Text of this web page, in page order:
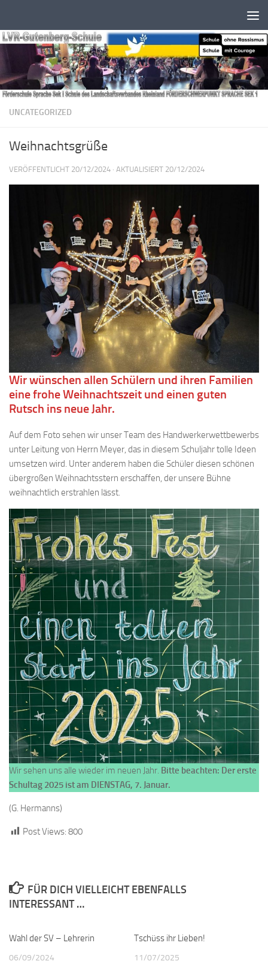
UNCATEGORIZED
Weihnachtsgrüße
VERÖFFENTLICHT 20/12/2024 · AKTUALISIERT 20/12/2024
Wir wünschen allen Schülern und ihren Familien
eine frohe Weihnachtszeit und einen guten
Rutsch ins neue Jahr.
Auf dem Foto sehen wir unser Team des Handwerkerwettbewerbs
unter Leitung von Herrn Meyer, das in diesem Schuljahr tolle Ideen
umsetzen wird. Unter anderem haben die Schüler diesen schönen
übergroßen Weihnachtsstern erschaffen, der unsere Bühne
weihnachtlich erstrahlen lässt.
Wir sehen uns alle wieder im neuen Jahr. Bitte beachten: Der erste
Schultag 2025 ist am DIENSTAG, 7. Januar.
(G. Hermanns)
Post Views: 800
FÜR DICH VIELLEICHT EBENFALLS
INTERESSANT …
Wahl der SV – Lehrerin
06/09/2024
Tschüss ihr Lieben!
11/07/2025